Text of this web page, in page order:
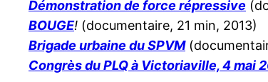
Démonstration de force répressive
BOUGE! (documentaire, 21 min, 2013)
Brigade urbaine du SPVM
Congrès du PLQ à Victoriaville, 4 mai